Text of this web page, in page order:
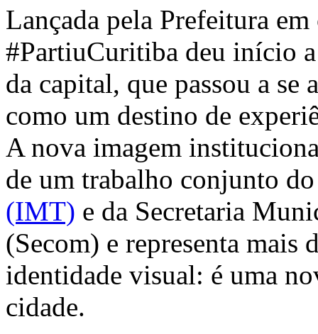
Lançada pela Prefeitura
#PartiuCuritiba deu início
da capital, que passou a se
como um destino de
A nova imagem
de um trabalho conjunto
(IMT) e da Secretaria
(Secom) e representa mais
identidade visual: é uma
cidade.